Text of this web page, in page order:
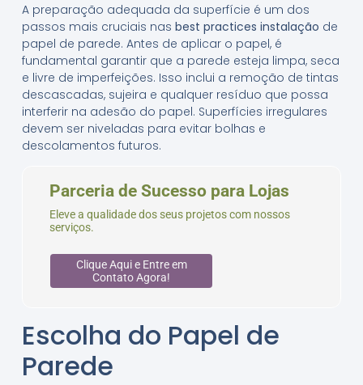
A preparação adequada da superfície é um dos
passos mais cruciais nas best practices instalação de
papel de parede. Antes de aplicar o papel, é
fundamental garantir que a parede esteja limpa, seca
e livre de imperfeições. Isso inclui a remoção de tintas
descascadas, sujeira e qualquer resíduo que possa
interferir na adesão do papel. Superfícies irregulares
devem ser niveladas para evitar bolhas e
descolamentos futuros.
Parceria de Sucesso para Lojas
Eleve a qualidade dos seus projetos com nossos
serviços.
Clique Aqui e Entre em
Contato Agora!
Escolha do Papel de
Parede